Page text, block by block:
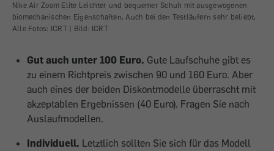
Nike Air Zoom Elite Leichter und bequemer Schuh mit ausgewogenen
biomechanischen Eigenschaften. Auch bei den Testläufern sehr beliebt.
Alle Fotos: ICRT | Bild: ICRT
Gut auch unter 100 Euro. Gute Laufschuhe gibt es
zu einem Richtpreis zwischen 90 und 160 Euro. Aber
auch eines der beiden Diskontmodelle überrascht mit
akzeptablen Ergebnissen (40 Euro). Fragen Sie nach
Auslaufmodellen.
Individuell. Letztlich sollten Sie sich für das Modell